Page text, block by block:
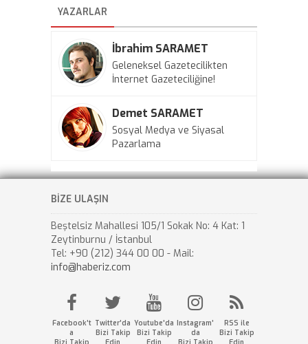
YAZARLAR
İbrahim SARAMET
Geleneksel Gazetecilikten
İnternet Gazeteciliğine!
Demet SARAMET
Sosyal Medya ve Siyasal
Pazarlama
BİZE ULAŞIN
Beştelsiz Mahallesi 105/1 Sokak No: 4 Kat: 1
Zeytinburnu / İstanbul
Tel: +90 (212) 344 00 00 - Mail:
info@haberiz.com
Facebook't
a
Bizi Takip
Twitter'da
Bizi Takip
Edin
Youtube'da
Bizi Takip
Edin
Instagram'
da
Bizi Takip
RSS ile
Bizi Takip
Edin